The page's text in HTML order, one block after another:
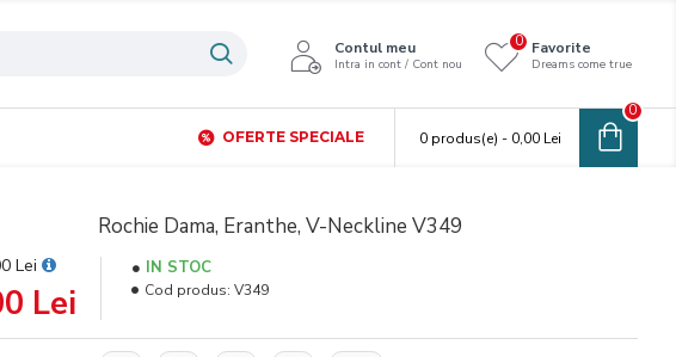
Contul meu
Intra in cont / Cont nou
Favorite
Dreams come true
0
OFERTE SPECIALE 0 produs(e) - 0,00 Lei
0
Rochie Dama, Eranthe, V-Neckline V349
Lei
Lei IN STOC
Cod produs: V349